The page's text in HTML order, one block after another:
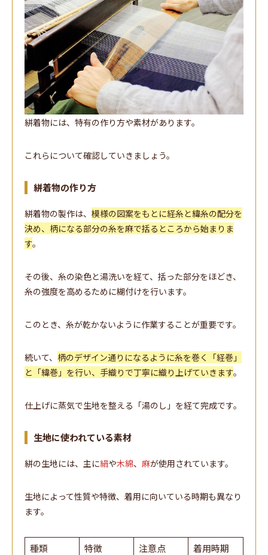
絣着物には、特有の作り方や素材があります。
これらについて確認していきましょう。
絣着物の作り方
絣着物の製作は、 模様の図案をもとに経糸と緯糸の配分を
決め、柄になる部分の糸を麻で括るところから始まりま
す。
その後、糸の染色と湯洗いを経て、括った部分をほどき、
糸の強度を高めるために糊付けを行います。
このとき、糸が乾かないように作業することが重要です。
続いて、 柄のデザイン通りになるように糸を巻く「経巻」
と「緯巻」を行い、手織りで丁寧に織り上げていきます。
仕上げに蒸気で生地を整える「湯のし」を経て完成です。
生地に使われている素材
絣の生地には、主に絹や木綿、 麻が使用されています。
生地によって性質や特徴、着用に向いている時期も異なり
ます。
種類 特徴 注意点 着用時期